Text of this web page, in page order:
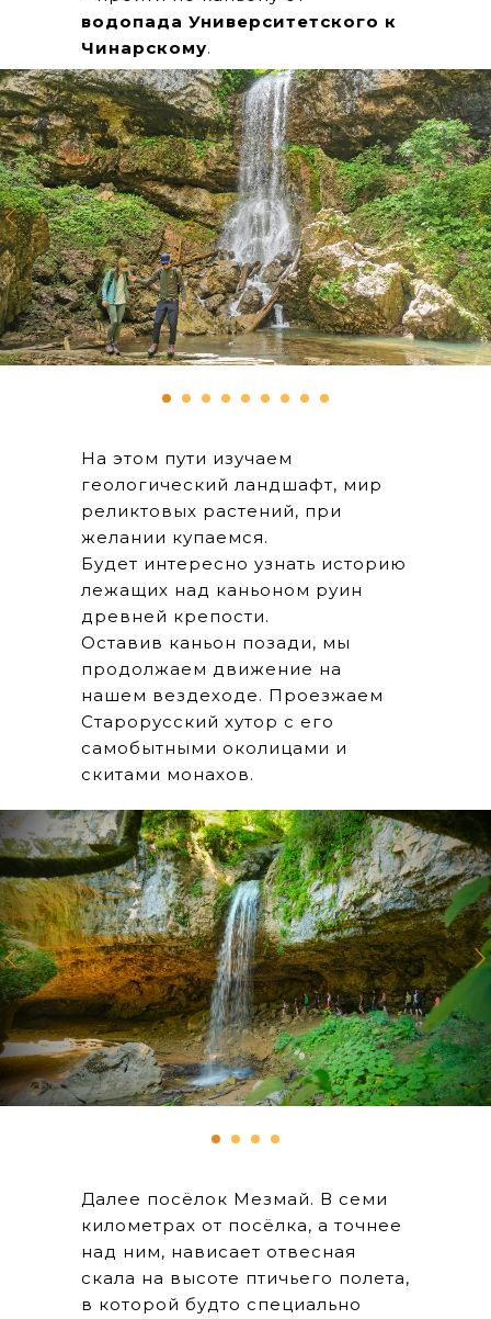
водопада Университетского к
Чинарскому.
На этом пути изучаем
геологический ландшафт, мир
реликтовых растений, при
желании купаемся.
Будет интересно узнать историю
лежащих над каньоном руин
древней крепости.
Оставив каньон позади, мы
продолжаем движение на
нашем вездеходе. Проезжаем
Старорусский хутор с его
самобытными околицами и
скитами монахов.
Далее посёлок Мезмай. В семи
километрах от посёлка, а точнее
над ним, нависает отвесная
скала на высоте птичьего полета,
в которой будто специально